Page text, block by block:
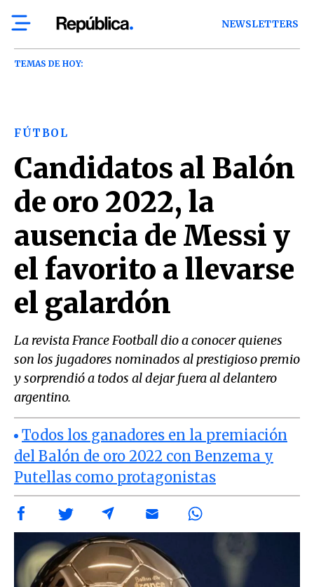
NEWSLETTERS
TEMAS DE HOY:
FÚTBOL
Candidatos al Balón
de oro 2022, la
ausencia de Messi y
el favorito a llevarse
el galardón
La revista France Football dio a conocer quienes
son los jugadores nominados al prestigioso premio
y sorprendió a todos al dejar fuera al delantero
argentino.
Todos los ganadores en la premiación
del Balón de oro 2022 con Benzema y
Putellas como protagonistas